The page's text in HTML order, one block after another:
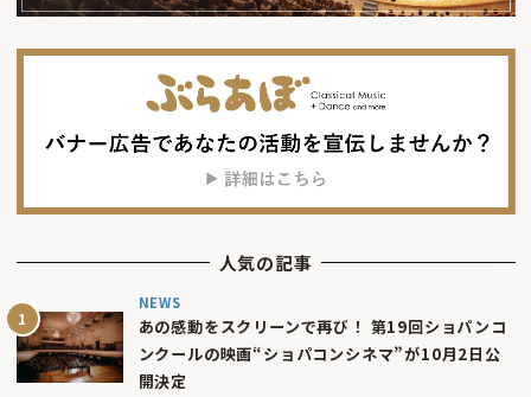
人気の記事
NEWS
あの感動をスクリーンで再び！ 第19回ショパンコ
ンクールの映画“ショパコンシネマ”が10月2日公
開決定